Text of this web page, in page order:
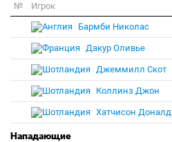
№ Игрок
Бармби Николас
Дакур Оливье
Джеммилл Скот
Коллинз Джон
Хатчисон Доналд
Нападающие